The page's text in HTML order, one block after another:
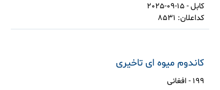
کابل - 15-09-2025
کداعلان: 8531
کاندوم میوه ای تاخیری
199 - افغانی